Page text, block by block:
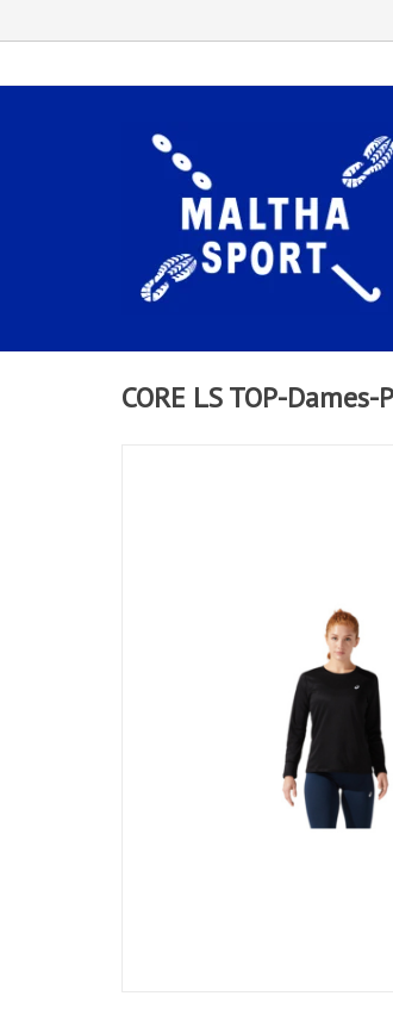
CORE LS TOP-Dames-